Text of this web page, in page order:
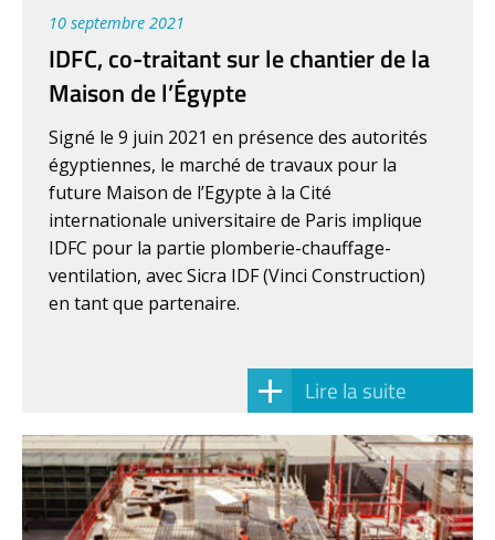
10 septembre 2021
IDFC, co-traitant sur le chantier de la
Maison de l’Égypte
Signé le 9 juin 2021 en présence des autorités
égyptiennes, le marché de travaux pour la
future Maison de l’Egypte à la Cité
internationale universitaire de Paris implique
IDFC pour la partie plomberie-chauffage-
ventilation, avec Sicra IDF (Vinci Construction)
en tant que partenaire.
Lire la suite